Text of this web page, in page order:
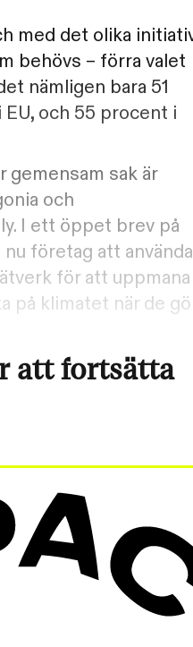
med det olika
behövs – förra valet
nämligen bara 51
och 55 procent i
gemensam sak är
och
I ett öppet brev på
företag att använda
för att uppmana
på klimatet när de
att fortsätta